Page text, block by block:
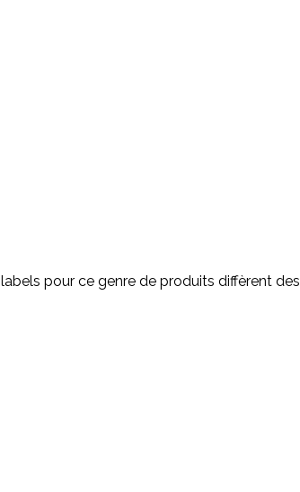
pour ce genre de produits diffèrent des